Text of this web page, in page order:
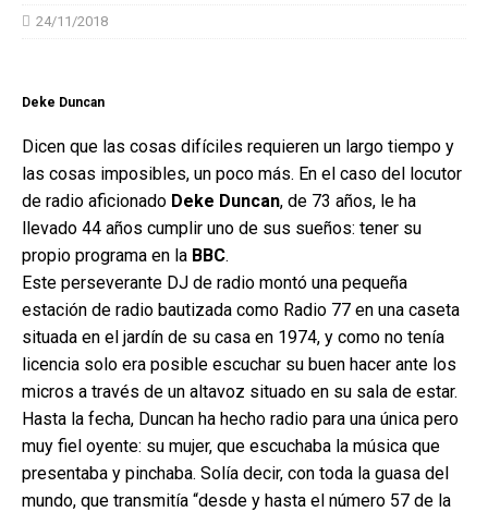
24/11/2018
Deke Duncan
Dicen que las cosas difíciles requieren un largo tiempo y
las cosas imposibles, un poco más. En el caso del locutor
de radio aficionado Deke Duncan, de 73 años, le ha
llevado 44 años cumplir uno de sus sueños: tener su
propio programa en la BBC.
Este perseverante DJ de radio montó una pequeña
estación de radio bautizada como Radio 77 en una caseta
situada en el jardín de su casa en 1974, y como no tenía
licencia solo era posible escuchar su buen hacer ante los
micros a través de un altavoz situado en su sala de estar.
Hasta la fecha, Duncan ha hecho radio para una única pero
muy fiel oyente: su mujer, que escuchaba la música que
presentaba y pinchaba. Solía decir, con toda la guasa del
mundo, que transmitía “desde y hasta el número 57 de la